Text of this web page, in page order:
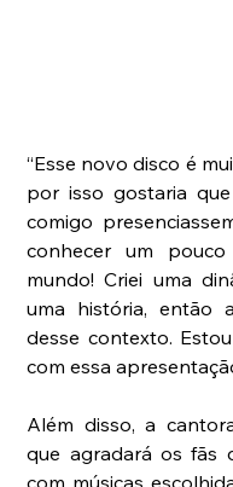
“Esse novo disco é
por isso gostaria
comigo
conhecer um
mundo! Criei uma
uma história, então
desse contexto.
com essa
Além disso, a
que agradará os fãs
com músicas